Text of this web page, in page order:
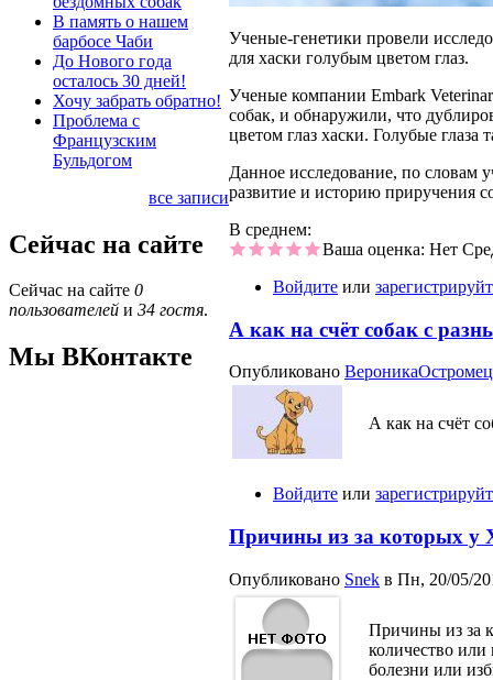
В память о нашем
барбосе Чаби
До Нового года
осталось 30 дней!
Хочу забрать обратно!
Проблема с
Французским
Бульдогом
все записи
Сейчас на сайте
Сейчас на сайте 0
пользователей и 34 гостя.
Мы ВКонтакте
Ученые-генетики провели
для хаски голубым цветом глаз.
Ученые компании Embark
собак, и обнаружили, что
цветом глаз хаски. Голубые глаза
Данное исследование, по словам
развитие и историю приручения
В среднем:
Ваша оценка: Нет
Войдите или
А как на счёт собак с
Опубликовано
А как на счёт
Войдите или
Причины из за которых у
Опубликовано Snek в Пн, 20/05/
Причины из за
количество или
болезни или